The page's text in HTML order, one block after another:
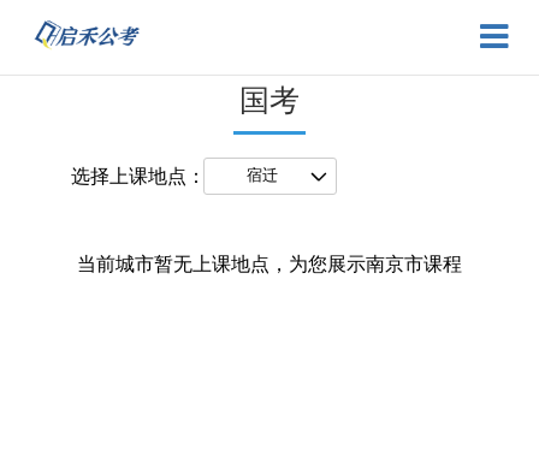
国考
选择上课地点：
当前城市暂无上课地点，为您展示南京市课程